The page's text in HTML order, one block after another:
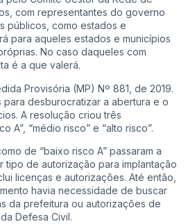
com representantes do governo
públicos, como estados e
para aqueles estados e municípios
No caso daqueles com
é a que valerá.
Provisória (MP) Nº 881, de 2019.
para desburocratizar a abertura e o
A resolução criou três
A”, “médio risco” e “alto risco”.
de “baixo risco A” passaram a
tipo de autorização para implantação
licenças e autorizações. Até então,
havia necessidade de buscar
da prefeitura ou autorizações de
Defesa Civil.